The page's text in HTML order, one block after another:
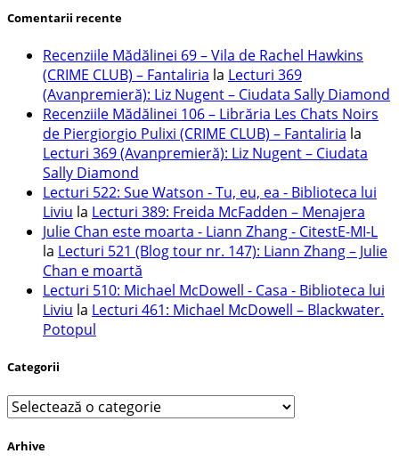
Comentarii recente
Recenziile Mădălinei 69 – Vila de Rachel Hawkins
(CRIME CLUB) – Fantaliria la Lecturi 369
(Avanpremieră): Liz Nugent – Ciudata Sally Diamond
Recenziile Mădălinei 106 – Librăria Les Chats Noirs
de Piergiorgio Pulixi (CRIME CLUB) – Fantaliria la
Lecturi 369 (Avanpremieră): Liz Nugent – Ciudata
Sally Diamond
Lecturi 522: Sue Watson - Tu, eu, ea - Biblioteca lui
Liviu la Lecturi 389: Freida McFadden – Menajera
Julie Chan este moarta - Liann Zhang - CitestE-MI-L
la Lecturi 521 (Blog tour nr. 147): Liann Zhang – Julie
Chan e moartă
Lecturi 510: Michael McDowell - Casa - Biblioteca lui
Liviu la Lecturi 461: Michael McDowell – Blackwater.
Potopul
Categorii
Categorii
Arhive